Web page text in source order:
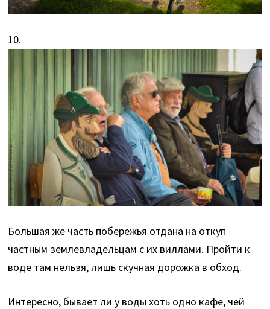
10.
Большая же часть побережья отдана на откуп
частным землевладельцам с их виллами. Пройти к
воде там нельзя, лишь скучная дорожка в обход.
Интересно, бывает ли у воды хоть одно кафе, чей